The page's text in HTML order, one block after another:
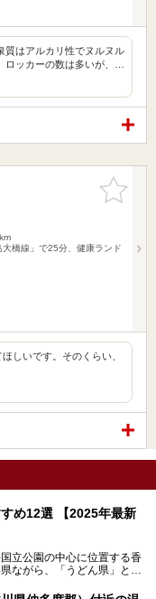
質はアルカリ性でヌルヌル
ロッカーの数は多いが、…
お気に入
りに追加
橋線」で25分、健康ランド
しいです。そのくらい、
め12選 【2025年最新
立公園の中心に位置する香
ながら、「うどん県」とも
ど特産品は実にバラエティ